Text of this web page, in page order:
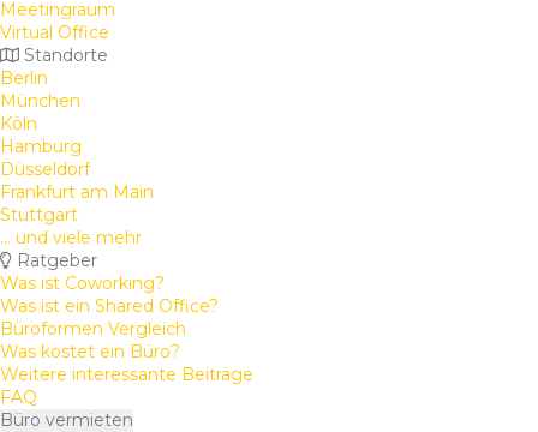
Meetingraum
Virtual Office
Standorte
Berlin
München
Köln
Hamburg
Düsseldorf
Frankfurt am Main
Stuttgart
... und viele mehr
Ratgeber
Was ist Coworking?
Was ist ein Shared Office?
Büroformen Vergleich
Was kostet ein Büro?
Weitere interessante Beiträge
FAQ
Büro vermieten